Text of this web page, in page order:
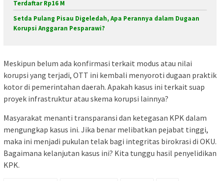
Terdaftar Rp16 M
Setda Pulang Pisau Digeledah, Apa Perannya dalam Dugaan
Korupsi Anggaran Pesparawi?
Meskipun belum ada konfirmasi terkait modus atau nilai
korupsi yang terjadi, OTT ini kembali menyoroti dugaan praktik
kotor di pemerintahan daerah. Apakah kasus ini terkait suap
proyek infrastruktur atau skema korupsi lainnya?
Masyarakat menanti transparansi dan ketegasan KPK dalam
mengungkap kasus ini. Jika benar melibatkan pejabat tinggi,
maka ini menjadi pukulan telak bagi integritas birokrasi di OKU.
Bagaimana kelanjutan kasus ini? Kita tunggu hasil penyelidikan
KPK.